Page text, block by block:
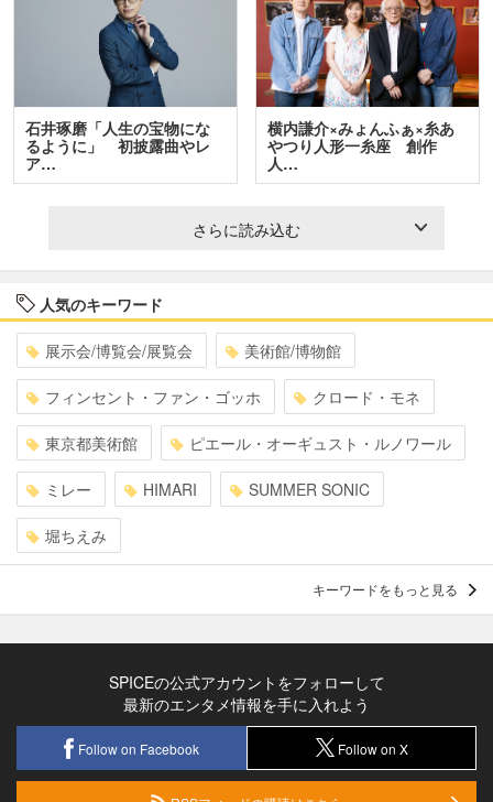
石井琢磨「人生の宝物にな
るように」 初披露曲やレ
ア…
横内謙介×みょんふぁ×糸あ
やつり人形一糸座 創作
人…
さらに読み込む
人気のキーワード
展示会/博覧会/展覧会 美術館/博物館
フィンセント・ファン・ゴッホ クロード・モネ
東京都美術館 ピエール・オーギュスト・ルノワール
ミレー HIMARI SUMMER SONIC
堀ちえみ
キーワードをもっと見る
SPICEの公式アカウントをフォローして
最新のエンタメ情報を手に入れよう
Follow on Facebook Follow on X